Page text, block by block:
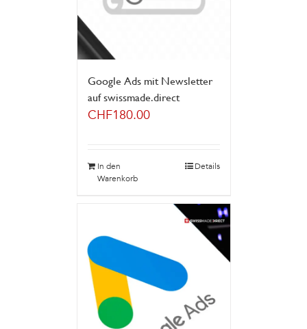
Google Ads mit Newsletter
auf swissmade.direct
CHF180.00
In den
Warenkorb
Details